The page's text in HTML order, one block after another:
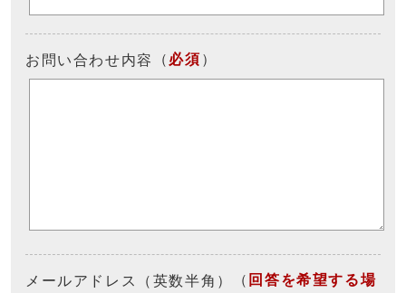
お問い合わせ内容 （ 必須 ）
メールアドレス（英数半角） （ 回答を希望する場